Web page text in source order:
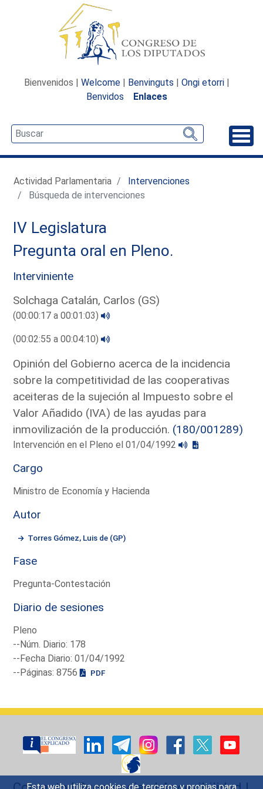
Bienvenidos | Welcome | Benvinguts | Ongi etorri |
Benvidos
Enlaces
Actividad Parlamentaria
Intervenciones
Búsqueda de intervenciones
IV Legislatura
Pregunta oral en Pleno.
Interviniente
Solchaga Catalán, Carlos (GS)
(00:00:17 a 00:01:03)
(00:02:55 a 00:04:10)
Opinión del Gobierno acerca de la incidencia
sobre la competitividad de las cooperativas
aceiteras de la sujeción al Impuesto sobre el
Valor Añadido (IVA) de las ayudas para
inmovilización de la producción. (180/001289)
Intervención en el Pleno el 01/04/1992
Cargo
Ministro de Economía y Hacienda
Autor
Torres Gómez, Luis de (GP)
Fase
Pregunta-Contestación
Diario de sesiones
Pleno
--Núm. Diario: 178
--Fecha Diario: 01/04/1992
--Páginas: 8756
PDF